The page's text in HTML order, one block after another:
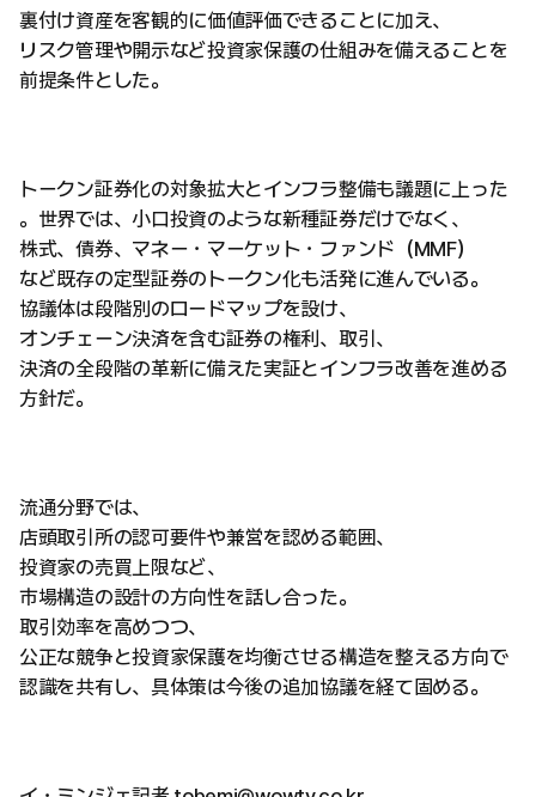
裏付け資産を客観的に価値評価できることに加え、
リスク管理や開示など投資家保護の仕組みを備えることを
前提条件とした。
トークン証券化の対象拡大とインフラ整備も議題に上った
。世界では、小口投資のような新種証券だけでなく、
株式、債券、マネー・マーケット・ファンド（MMF）
など既存の定型証券のトークン化も活発に進んでいる。
協議体は段階別のロードマップを設け、
オンチェーン決済を含む証券の権利、取引、
決済の全段階の革新に備えた実証とインフラ改善を進める
方針だ。
流通分野では、
店頭取引所の認可要件や兼営を認める範囲、
投資家の売買上限など、
市場構造の設計の方向性を話し合った。
取引効率を高めつつ、
公正な競争と投資家保護を均衡させる構造を整える方向で
認識を共有し、具体策は今後の追加協議を経て固める。